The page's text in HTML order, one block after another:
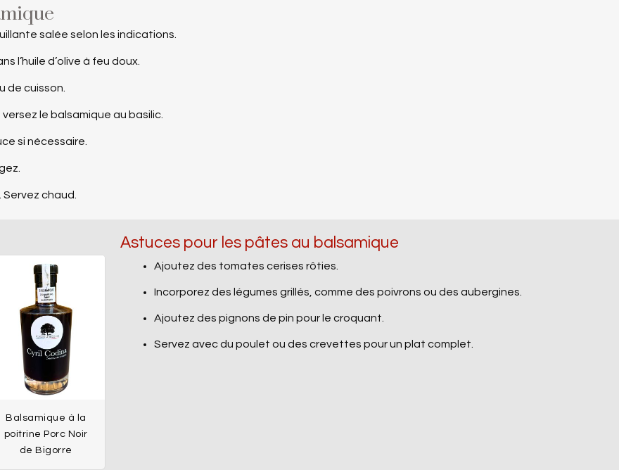
salée selon les indications.
l’huile d’olive à feu doux.
de cuisson.
le balsamique au basilic.
si nécessaire.
chaud.
Balsamique à la
poitrine Porc Noir
de Bigorre
Astuces pour les pâtes au balsamique
Ajoutez des tomates cerises rôties.
Incorporez des légumes grillés, comme des poivrons ou des aubergines.
Ajoutez des pignons de pin pour le croquant.
Servez avec du poulet ou des crevettes pour un plat complet.